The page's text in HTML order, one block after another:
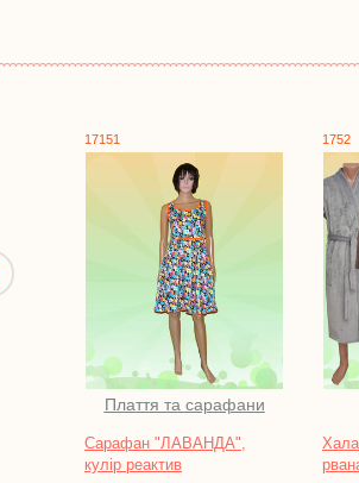
Халати
Халат "КЕВІН", махра
рвана